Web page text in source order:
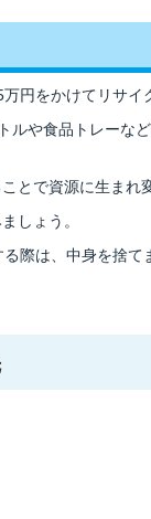
円をかけてリサイ
や食品トレーな
とで資源に生まれ
しょう。
際は、中身を捨て